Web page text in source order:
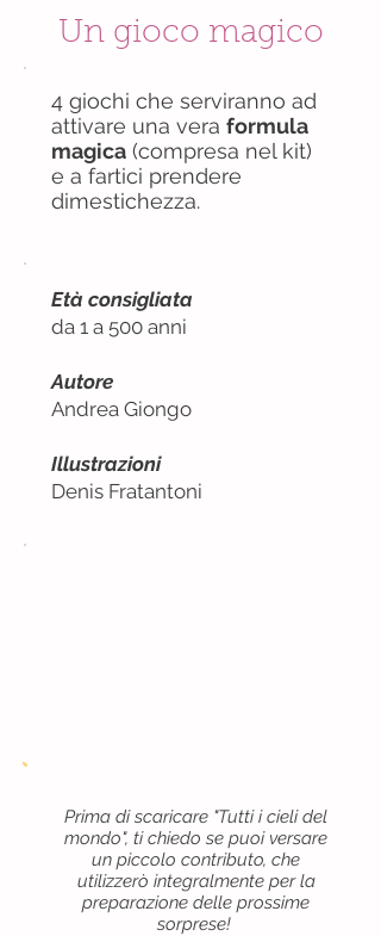
Un gioco magico
4 giochi che serviranno ad
attivare una vera formula
magica (compresa nel kit)
e a fartici prendere
dimestichezza.
Età consigliata
da 1 a 500 anni
Autore
Andrea Giongo
Illustrazioni
Denis Fratantoni
Prima di scaricare "Tutti i cieli del
mondo", ti chiedo se puoi versare
un piccolo contributo, che
utilizzerò integralmente per la
preparazione delle prossime
sorprese!